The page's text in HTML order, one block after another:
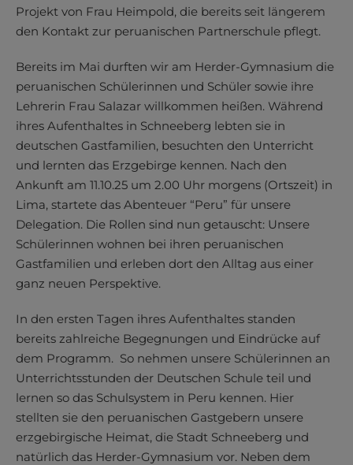
Projekt von Frau Heimpold, die bereits seit längerem
den Kontakt zur peruanischen Partnerschule pflegt.
Bereits im Mai durften wir am Herder-Gymnasium die
peruanischen Schülerinnen und Schüler sowie ihre
Lehrerin Frau Salazar willkommen heißen. Während
ihres Aufenthaltes in Schneeberg lebten sie in
deutschen Gastfamilien, besuchten den Unterricht
und lernten das Erzgebirge kennen. Nach den
Ankunft am 11.10.25 um 2.00 Uhr morgens (Ortszeit) in
Lima, startete das Abenteuer “Peru” für unsere
Delegation. Die Rollen sind nun getauscht: Unsere
Schülerinnen wohnen bei ihren peruanischen
Gastfamilien und erleben dort den Alltag aus einer
ganz neuen Perspektive.
In den ersten Tagen ihres Aufenthaltes standen
bereits zahlreiche Begegnungen und Eindrücke auf
dem Programm. So nehmen unsere Schülerinnen an
Unterrichtsstunden der Deutschen Schule teil und
lernen so das Schulsystem in Peru kennen. Hier
stellten sie den peruanischen Gastgebern unsere
erzgebirgische Heimat, die Stadt Schneeberg und
natürlich das Herder-Gymnasium vor. Neben dem